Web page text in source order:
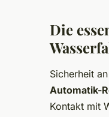
Die
Sicherheit
Automatik-
Kontakt mit